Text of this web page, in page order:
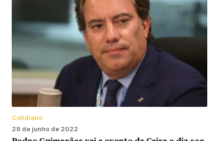
Cotidiano
29 de junho de 2022